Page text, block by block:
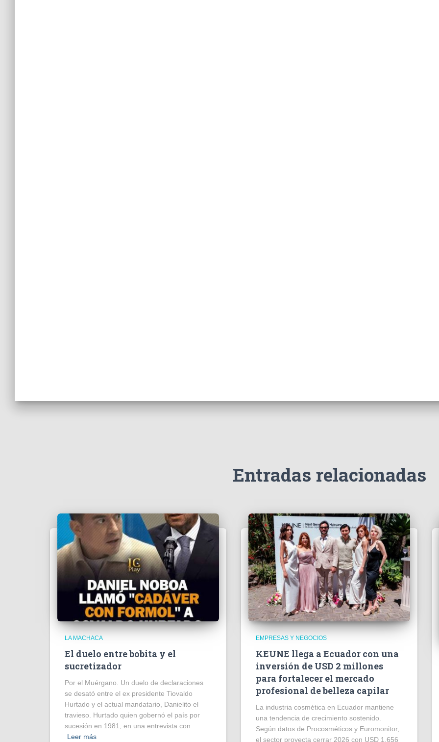
Entradas relacionadas
LA MACHACA
El duelo entre bobita y el
sucretizador
Por el Muérgano. Un duelo de declaraciones
se desató entre el ex presidente Tiovaldo
Hurtado y el actual mandatario, Danielito el
travieso. Hurtado quien gobernó el país por
sucesión en 1981, en una entrevista con
Leer más
EMPRESAS Y NEGOCIOS
KEUNE llega a Ecuador con una
inversión de USD 2 millones
para fortalecer el mercado
profesional de belleza capilar
La industria cosmética en Ecuador mantiene
una tendencia de crecimiento sostenido.
Según datos de Procosméticos y Euromonitor,
el sector proyecta cerrar 2026 con USD 1.656